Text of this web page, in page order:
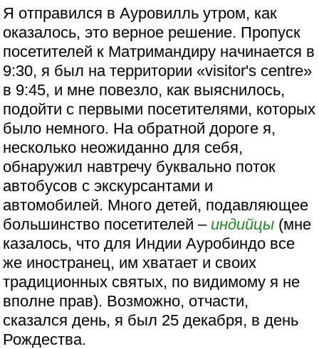
Я отправился в Ауровилль утром, как
оказалось, это верное решение. Пропуск
посетителей к Матримандиру начинается в
9:30, я был на территории «visitor's centre»
в 9:45, и мне повезло, как выяснилось,
подойти с первыми посетителями, которых
было немного. На обратной дороге я,
несколько неожиданно для себя,
обнаружил навтречу буквально поток
автобусов с экскурсантами и
автомобилей. Много детей, подавляющее
большинство посетителей – индийцы (мне
казалось, что для Индии Ауробиндо все
же иностранец, им хватает и своих
традиционных святых, по видимому я не
вполне прав). Возможно, отчасти,
сказался день, я был 25 декабря, в день
Рождества.